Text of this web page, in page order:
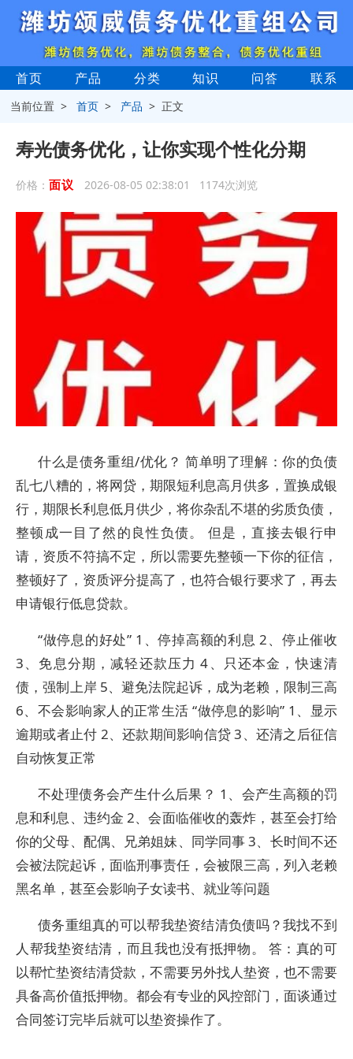
首页 产品 分类 知识 问答 联系
当前位置 >首页 > 产品 > 正文
寿光债务优化，让你实现个性化分期
价格： 面议 2026-08-05 02:38:01 1174次浏览
什么是债务重组/优化？ 简单明了理解：你的负债
乱七八糟的，将网贷，期限短利息高月供多，置换成银
行，期限长利息低月供少，将你杂乱不堪的劣质负债，
整顿成一目了然的良性负债。 但是，直接去银行申
请，资质不符搞不定，所以需要先整顿一下你的征信，
整顿好了，资质评分提高了，也符合银行要求了，再去
申请银行低息贷款。
“做停息的好处” 1、停掉高额的利息 2、停止催收
3、免息分期，减轻还款压力 4、只还本金，快速清
债，强制上岸 5、避免法院起诉，成为老赖，限制三高
6、不会影响家人的正常生活 “做停息的影响” 1、显示
逾期或者止付 2、还款期间影响信贷 3、还清之后征信
自动恢复正常
不处理债务会产生什么后果？ 1、会产生高额的罚
息和利息、违约金 2、会面临催收的轰炸，甚至会打给
你的父母、配偶、兄弟姐妹、同学同事 3、长时间不还
会被法院起诉，面临刑事责任，会被限三高，列入老赖
黑名单，甚至会影响子女读书、就业等问题
债务重组真的可以帮我垫资结清负债吗？我找不到
人帮我垫资结清，而且我也没有抵押物。 答：真的可
以帮忙垫资结清贷款，不需要另外找人垫资，也不需要
具备高价值抵押物。都会有专业的风控部门，面谈通过
合同签订完毕后就可以垫资操作了。